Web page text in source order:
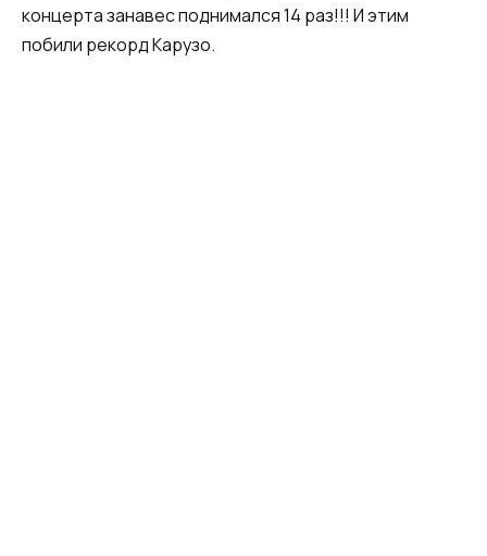
концерта занавес поднимался 14 раз!!! И этим
побили рекорд Карузо.